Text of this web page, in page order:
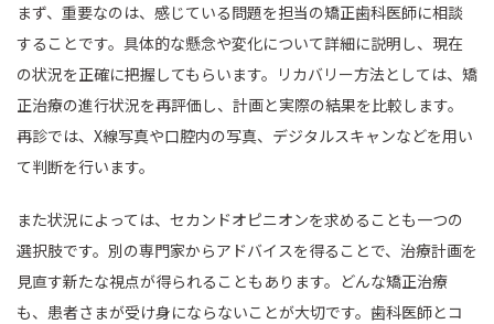
まず、重要なのは、感じている問題を担当の矯正歯科医師に相談
することです。具体的な懸念や変化について詳細に説明し、現在
の状況を正確に把握してもらいます。リカバリー方法としては、矯
正治療の進行状況を再評価し、計画と実際の結果を比較します。
再診では、X線写真や口腔内の写真、デジタルスキャンなどを用い
て判断を行います。
また状況によっては、セカンドオピニオンを求めることも一つの
選択肢です。別の専門家からアドバイスを得ることで、治療計画を
見直す新たな視点が得られることもあります。どんな矯正治療
も、患者さまが受け身にならないことが大切です。歯科医師とコ